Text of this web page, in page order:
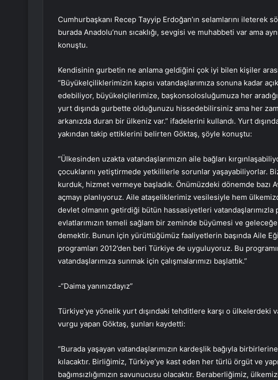
Cumhurbaşkanı Recep Tayyip Erdoğan’ın selamlarını ileterek
burada Anadolu’nun sıcaklığı, sevgisi ve muhabbeti var ama
konuştu.
Kendisinin gurbetin ne anlama geldiğini çok iyi bilen kişiler
“Büyükelçiliklerimizin kapısı vatandaşlarımıza sonuna kadar
edebiliyor, büyükelçilerimize, başkonsolosluğumuza her
yurt dışında gurbette olduğunuzu hissedebilirsiniz ama her
arkanızda duran bir ülkeniz var.” ifadelerini kullandı. Yurt
yakından takip ettiklerini belirten Göktaş, şöyle konuştu:
“Ülkesinden uzakta vatandaşlarımızın aile bağları
çocuklarını yetiştirmede yetkililerle sorunlar yaşayabiliyorlar.
kurduk, hizmet vermeye başladık. Önümüzdeki dönemde bazı
açmayı planlıyoruz. Aile ataşeliklerimiz vesilesiyle hem
devlet olmanın getirdiği bütün hassasiyetleri vatandaşlarımızla
evlatlarımızın temeli sağlam bir zeminde büyümesi ve
demektir. Bunun için yürüttüğümüz faaliyetlerin başında Aile
programları 2012’den beri Türkiye de uyguluyoruz. Bu
vatandaşlarımıza sunmak için çalışmalarımızı başlattık.”
-“Daima yanınızdayız”
Türkiye’ye yönelik yurt dışındaki tehditlere karşı o ülkelerdeki
vurgu yapan Göktaş, şunları kaydetti:
“Burada yaşayan vatandaşlarımızın kardeşlik bağıyla
kılacaktır. Birliğimiz, Türkiye’ye kast eden her türlü örgüt ve
bağımsızlığımızın savunucusu olacaktır. Beraberliğimiz,